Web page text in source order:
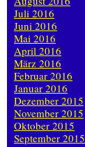
Juli 2016
Juni 2016
Mai 2016
April 2016
März 2016
Februar 2016
Januar 2016
Dezember 2015
November 2015
Oktober 2015
September 2015